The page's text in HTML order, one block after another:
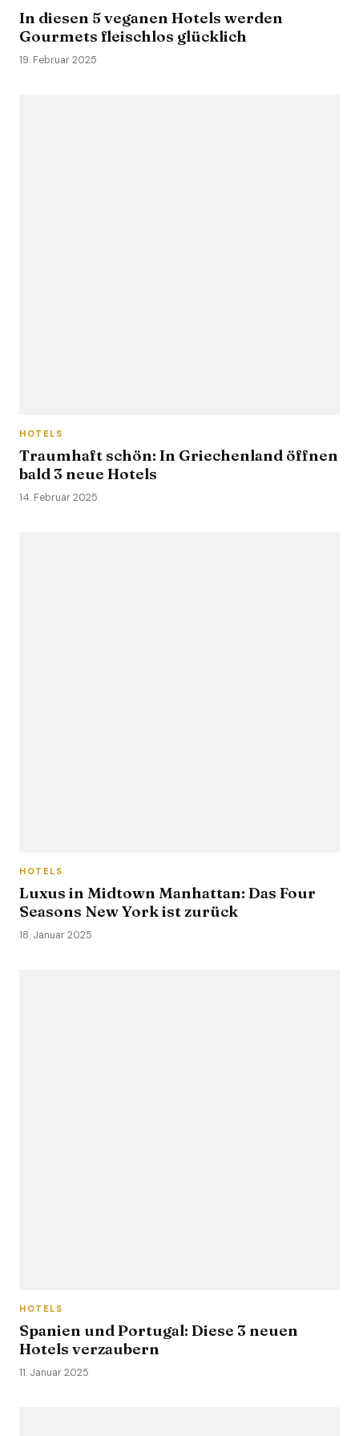
In diesen 5 veganen Hotels werden
Gourmets fleischlos glücklich
19. Februar 2025
HOTELS
Traumhaft schön: In Griechenland öffnen
bald 3 neue Hotels
14. Februar 2025
HOTELS
Luxus in Midtown Manhattan: Das Four
Seasons New York ist zurück
18. Januar 2025
HOTELS
Spanien und Portugal: Diese 3 neuen
Hotels verzaubern
11. Januar 2025